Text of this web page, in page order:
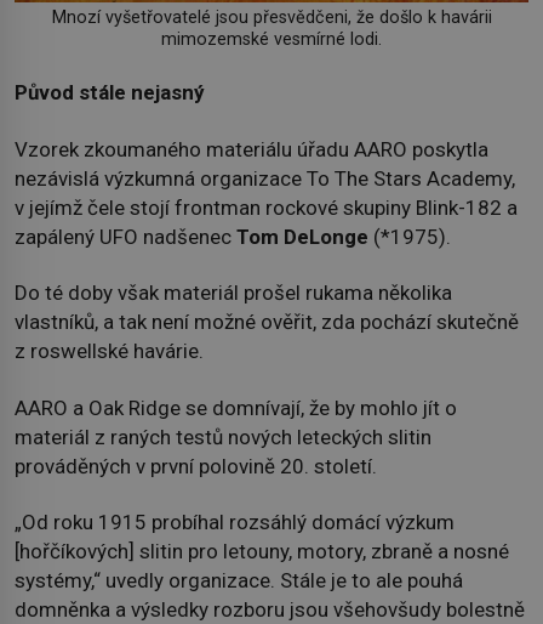
Mnozí vyšetřovatelé jsou přesvědčeni, že došlo k havárii
mimozemské vesmírné lodi.
Původ stále nejasný
Vzorek zkoumaného materiálu úřadu AARO poskytla
nezávislá výzkumná organizace To The Stars Academy,
v jejímž čele stojí frontman rockové skupiny Blink-182 a
zapálený UFO nadšenec Tom DeLonge (*1975).
Do té doby však materiál prošel rukama několika
vlastníků, a tak není možné ověřit, zda pochází skutečně
z roswellské havárie.
AARO a Oak Ridge se domnívají, že by mohlo jít o
materiál z raných testů nových leteckých slitin
prováděných v první polovině 20. století.
„Od roku 1915 probíhal rozsáhlý domácí výzkum
[hořčíkových] slitin pro letouny, motory, zbraně a nosné
systémy,“ uvedly organizace. Stále je to ale pouhá
domněnka a výsledky rozboru jsou všehovšudy bolestně